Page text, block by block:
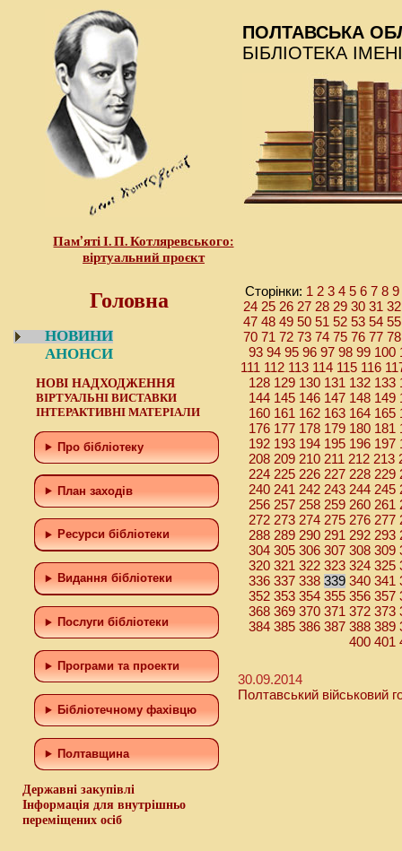
Пам’яті І. П. Котляревського:
віртуальний проєкт
ПОЛТАВСЬКА
БІБЛІОТЕКА
Головна
НОВИНИ
АНОНСИ
НОВІ НАДХОДЖЕННЯ
ВІРТУАЛЬНІ ВИСТАВКИ
ІНТЕРАКТИВНІ МАТЕРІАЛИ
Про бібліотеку
План заходів
Ресурси бібліотеки
Видання бібліотеки
Послуги бібліотеки
Програми та проекти
Бiблiотечному фахiвцю
Полтавщина
Державні закупівлі
Інформація для внутрішньо
переміщених осіб
Сторінки: 1 2 3 4 5 6 7 8 9
24 25 26 27 28 29 30 31 32
47 48 49 50 51 52 53 54 55
70 71 72 73 74 75 76 77 78
93 94 95 96 97 98 99 100
111 112 113 114 115 116
128 129 130 131 132 133
144 145 146 147 148 149
160 161 162 163 164 165
176 177 178 179 180 181
192 193 194 195 196 197
208 209 210 211 212 213
224 225 226 227 228 229
240 241 242 243 244 245
256 257 258 259 260 261
272 273 274 275 276 277
288 289 290 291 292 293
304 305 306 307 308 309
320 321 322 323 324 325
336 337 338 339 340 341
352 353 354 355 356 357
368 369 370 371 372 373
384 385 386 387 388 389
400 401
30.09.2014
Полтавський військовий